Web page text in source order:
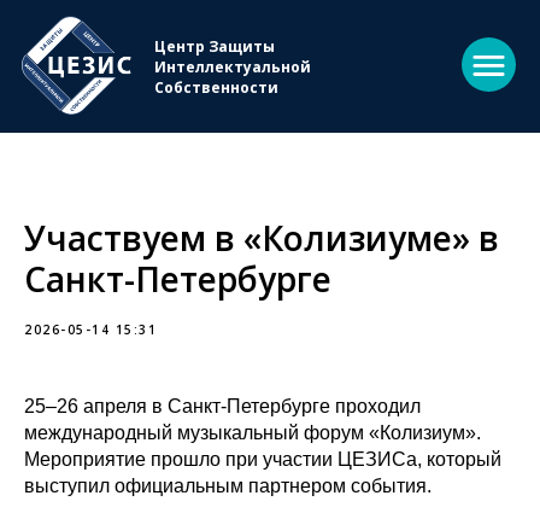
Центр Защиты
Интеллектуальной
Собственности
Участвуем в «Колизиуме» в
Санкт-Петербурге
2026-05-14 15:31
25–26 апреля в Санкт-Петербурге проходил
международный музыкальный форум «Колизиум».
Мероприятие прошло при участии ЦЕЗИСа, который
выступил официальным партнером события.